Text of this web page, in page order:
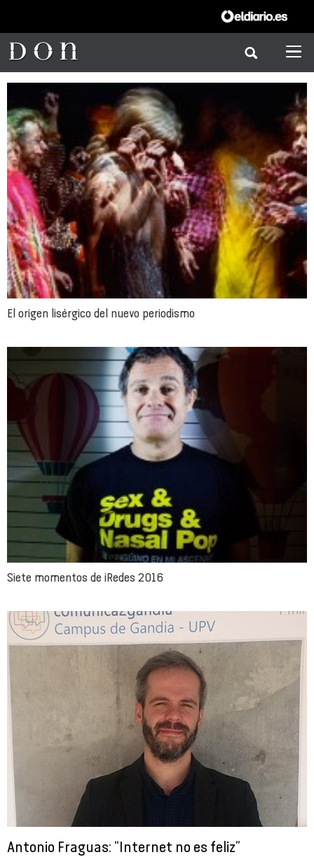
El origen lisérgico del nuevo periodismo
Siete momentos de iRedes 2016
Antonio Fraguas: “Internet no es feliz”